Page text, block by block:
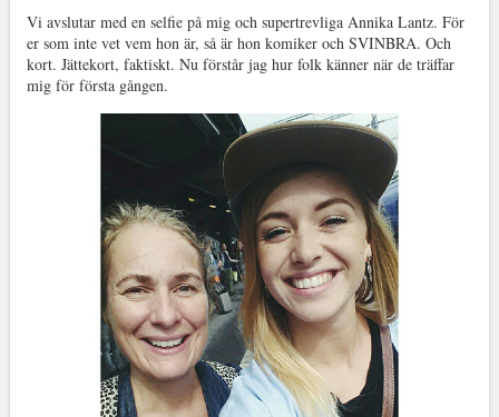
Vi avslutar med en selfie på mig och supertrevliga Annika Lantz. För
er som inte vet vem hon är, så är hon komiker och SVINBRA. Och
kort. Jättekort, faktiskt. Nu förstår jag hur folk känner när de träffar
mig för första gången.